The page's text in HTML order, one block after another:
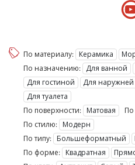
По материалу: Керамика
По назначению:
Для ванной
Для гостиной
Для
Для туалета
По поверхности:
Матовая По
По стилю:
Модерн
По типу:
Большеформатный
По форме:
Квадратная